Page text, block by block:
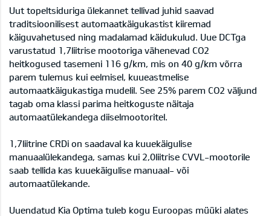
Uut topeltsiduriga ülekannet tellivad juhid saavad
traditsioonilisest automaatkäigukastist kiiremad
käiguvahetused ning madalamad käidukulud. Uue DCTga
varustatud 1,7liitrise mootoriga vähenevad CO2
heitkogused tasemeni 116 g/km, mis on 40 g/km võrra
parem tulemus kui eelmisel, kuueastmelise
automaatkäigukastiga mudelil. See 25% parem CO2 väljund
tagab oma klassi parima heitkoguste näitaja
automaatülekandega diiselmootoritel.
1,7liitrine CRDi on saadaval ka kuuekäigulise
manuaalülekandega, samas kui 2,0liitrise CVVL-mootorile
saab tellida kas kuuekäigulise manuaal- või
automaatülekande.
Uuendatud Kia Optima tuleb kogu Euroopas müüki alates